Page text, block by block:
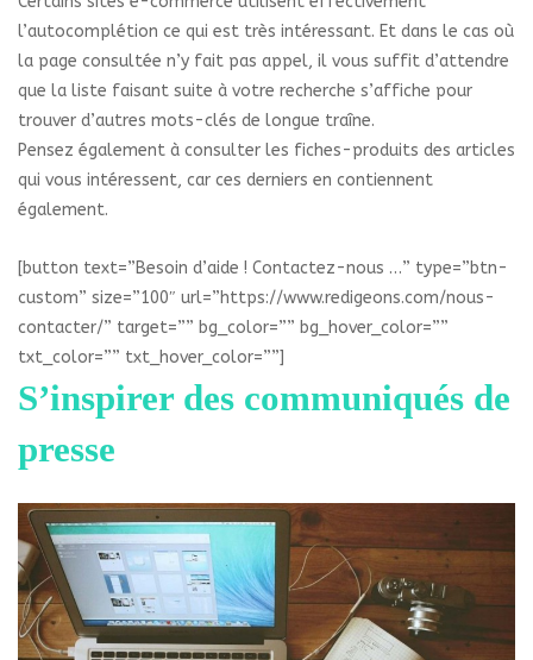
l’autocomplétion ce qui est très intéressant. Et dans le cas où
la page consultée n’y fait pas appel, il vous suffit d’attendre
que la liste faisant suite à votre recherche s’affiche pour
trouver d’autres mots-clés de longue traîne.
Pensez également à consulter les fiches-produits des articles
qui vous intéressent, car ces derniers en contiennent
également.
[button text=”Besoin d’aide ! Contactez-nous …” type=”btn-
custom” size=”100″ url=”https://www.redigeons.com/nous-
contacter/” target=”” bg_color=”” bg_hover_color=””
txt_color=”” txt_hover_color=””]
S’inspirer des communiqués de
presse